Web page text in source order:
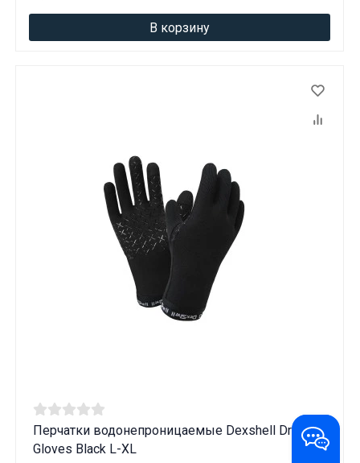
В корзину
Перчатки водонепроницаемые Dexshell Drylite
Gloves Black L-XL